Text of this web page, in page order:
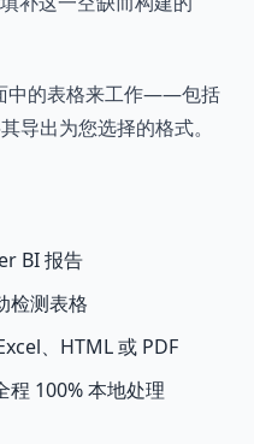
中的表格来工作——包括
出为您选择的格式。
BI 报告
测表格
、HTML 或 PDF
100% 本地处理